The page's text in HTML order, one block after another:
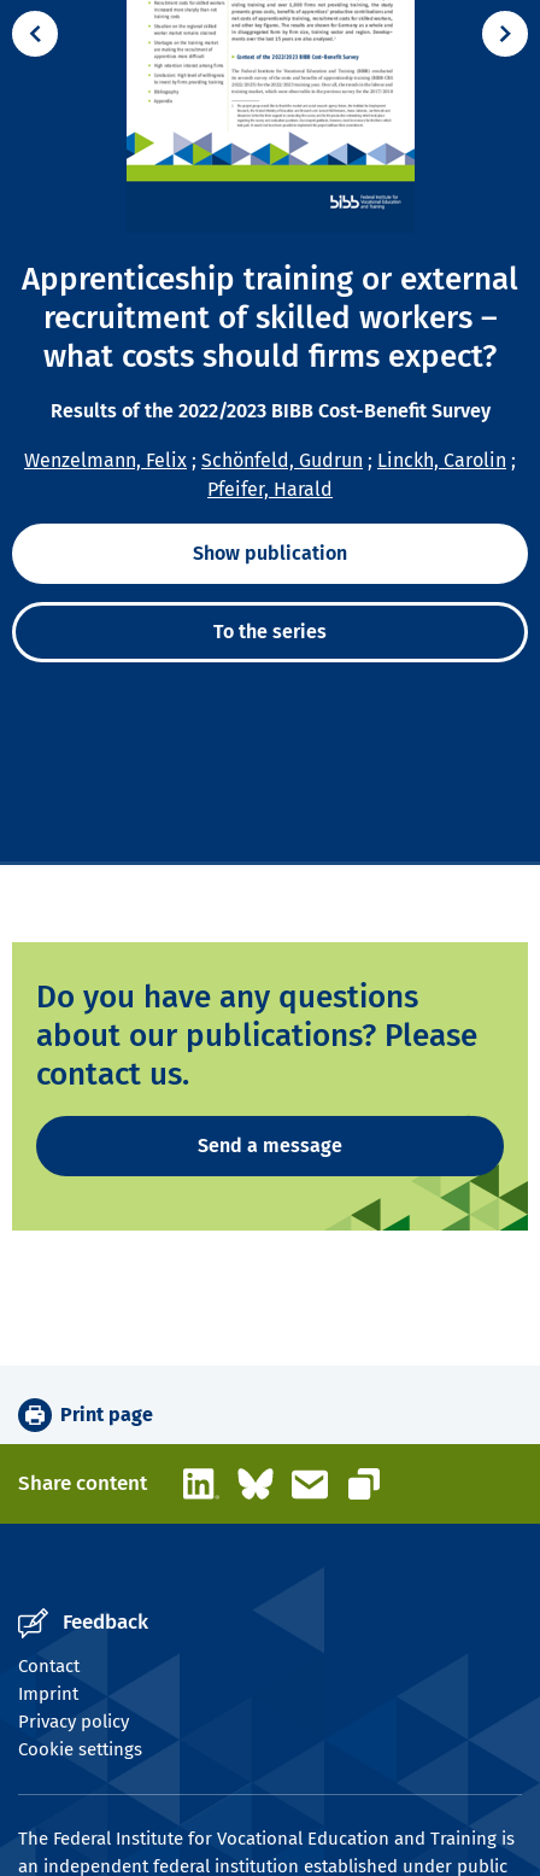
Apprenticeship training or external
recruitment of skilled workers –
what costs should firms expect?
Results of the 2022/2023 BIBB Cost-Benefit Survey
Wenzelmann, Felix ; Schönfeld, Gudrun ; Linckh, Carolin ;
Pfeifer, Harald
Show publication
To the series
Do you have any questions
about our publications? Please
contact us.
Send a message
Print page
Share content LinkedInBlueskyEmail
Copy link
Feedback
Contact
Imprint
Privacy policy
Cookie settings
The Federal Institute for Vocational Education and Training is
an independent federal institution established under public